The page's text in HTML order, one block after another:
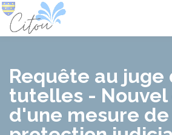
Requête au juge
tutelles - Nouvel
d'une mesure de